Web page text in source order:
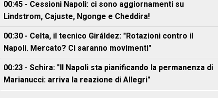
00:45 - Cessioni Napoli: ci sono aggiornamenti su
Lindstrom, Cajuste, Ngonge e Cheddira!
00:30 - Celta, il tecnico Giráldez: "Rotazioni contro il
Napoli. Mercato? Ci saranno movimenti"
00:23 - Schira: "Il Napoli sta pianificando la permanenza di
Marianucci: arriva la reazione di Allegri"